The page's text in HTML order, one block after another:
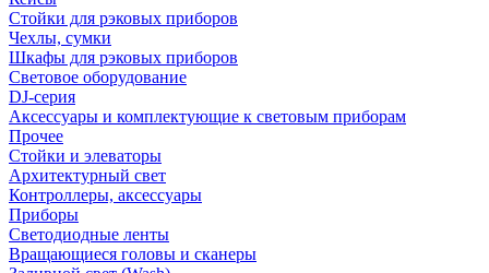
Стойки для рэковых приборов
Чехлы, сумки
Шкафы для рэковых приборов
Световое оборудование
DJ-серия
Аксессуары и комплектующие к световым приборам
Прочее
Стойки и элеваторы
Архитектурный свет
Контроллеры, аксессуары
Приборы
Светодиодные ленты
Вращающиеся головы и сканеры